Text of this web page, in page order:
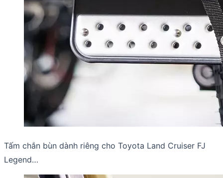
Tấm chắn bùn dành riêng cho Toyota Land Cruiser FJ
Legend…